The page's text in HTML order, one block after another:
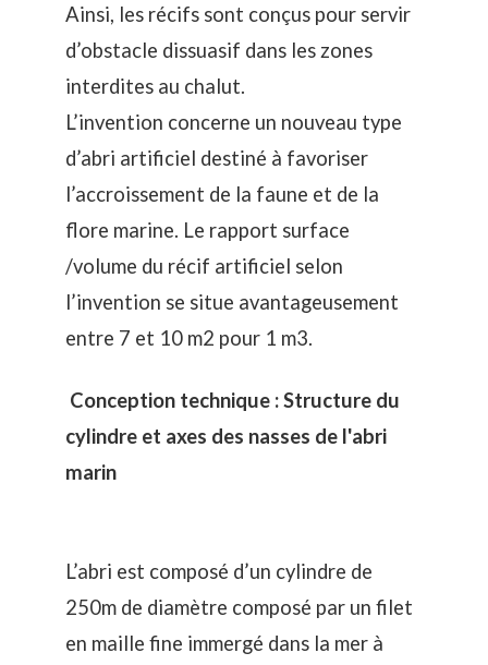
Ainsi, les récifs sont conçus pour servir
d’obstacle dissuasif dans les zones
interdites au chalut.
L’invention concerne un nouveau type
d’abri artificiel destiné à favoriser
l’accroissement de la faune et de la
flore marine. Le rapport surface
/volume du récif artificiel selon
l’invention se situe avantageusement
entre 7 et 10 m2 pour 1 m3.
Conception technique : Structure du
cylindre et axes des nasses de l'abri
marin
L’abri est composé d’un cylindre de
250m de diamètre composé par un filet
en maille fine immergé dans la mer à